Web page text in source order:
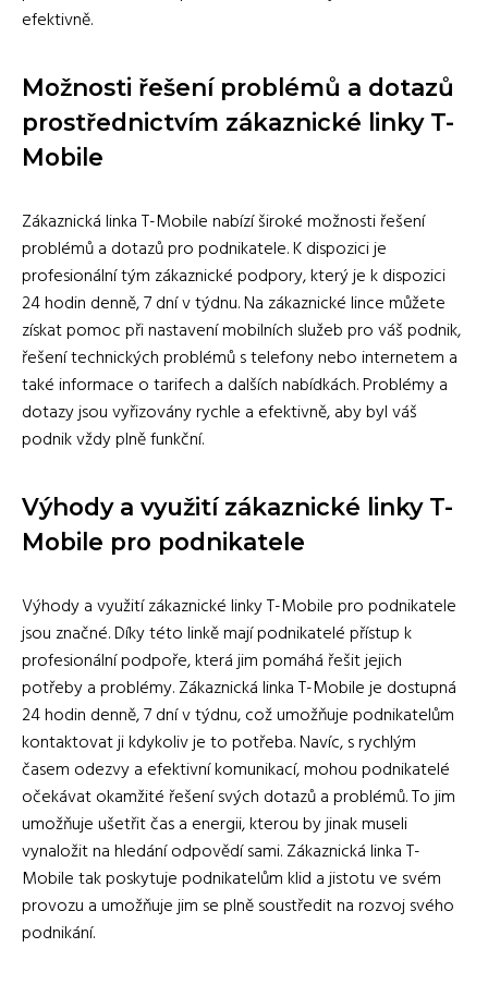
efektivně.
Možnosti řešení problémů a dotazů
prostřednictvím zákaznické linky T-
Mobile
Zákaznická linka T-Mobile nabízí široké možnosti řešení
problémů a dotazů pro podnikatele. K dispozici je
profesionální tým zákaznické podpory, který je k dispozici
24 hodin denně, 7 dní v týdnu. Na zákaznické lince můžete
získat pomoc při nastavení mobilních služeb pro váš podnik,
řešení technických problémů s telefony nebo internetem a
také informace o tarifech a dalších nabídkách. Problémy a
dotazy jsou vyřizovány rychle a efektivně, aby byl váš
podnik vždy plně funkční.
Výhody a využití zákaznické linky T-
Mobile pro podnikatele
Výhody a využití zákaznické linky T-Mobile pro podnikatele
jsou značné. Díky této linkě mají podnikatelé přístup k
profesionální podpoře, která jim pomáhá řešit jejich
potřeby a problémy. Zákaznická linka T-Mobile je dostupná
24 hodin denně, 7 dní v týdnu, což umožňuje podnikatelům
kontaktovat ji kdykoliv je to potřeba. Navíc, s rychlým
časem odezvy a efektivní komunikací, mohou podnikatelé
očekávat okamžité řešení svých dotazů a problémů. To jim
umožňuje ušetřit čas a energii, kterou by jinak museli
vynaložit na hledání odpovědí sami. Zákaznická linka T-
Mobile tak poskytuje podnikatelům klid a jistotu ve svém
provozu a umožňuje jim se plně soustředit na rozvoj svého
podnikání.